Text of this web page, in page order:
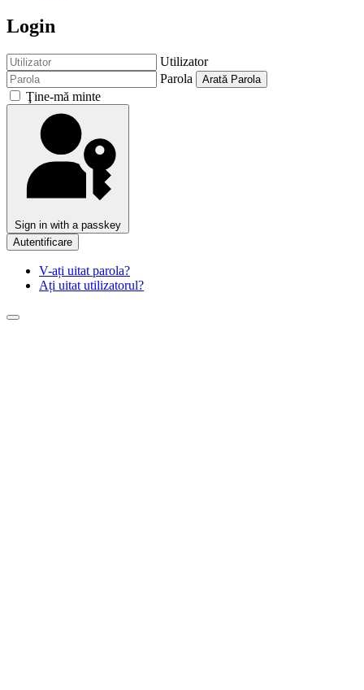
Login
Utilizator
Parola
Arată Parola
Ţine-mă minte
Sign in with a passkey
Autentificare
V-ați uitat parola?
Ați uitat utilizatorul?